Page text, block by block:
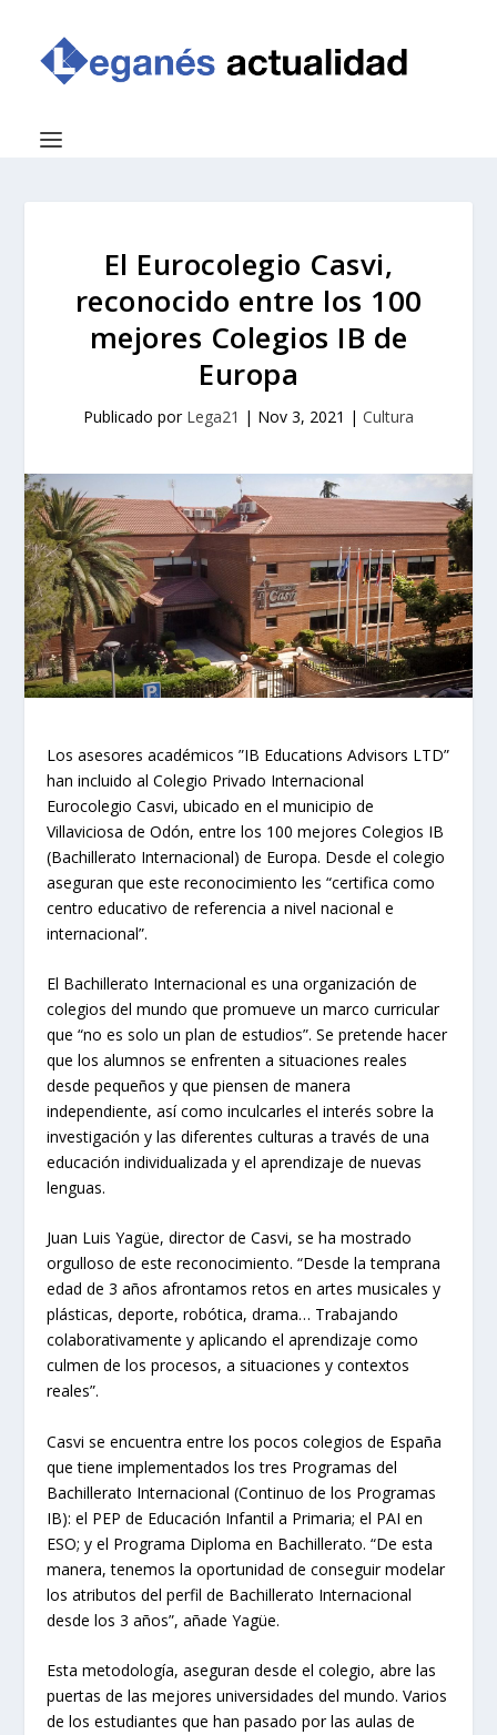
El Eurocolegio Casvi,
reconocido entre los 100
mejores Colegios IB de
Europa
Publicado por Lega21 | Nov 3, 2021 | Cultura
Los asesores académicos ”IB Educations Advisors LTD”
han incluido al Colegio Privado Internacional
Eurocolegio Casvi, ubicado en el municipio de
Villaviciosa de Odón, entre los 100 mejores Colegios IB
(Bachillerato Internacional) de Europa. Desde el colegio
aseguran que este reconocimiento les “certifica como
centro educativo de referencia a nivel nacional e
internacional”.
El Bachillerato Internacional es una organización de
colegios del mundo que promueve un marco curricular
que “no es solo un plan de estudios”. Se pretende hacer
que los alumnos se enfrenten a situaciones reales
desde pequeños y que piensen de manera
independiente, así como inculcarles el interés sobre la
investigación y las diferentes culturas a través de una
educación individualizada y el aprendizaje de nuevas
lenguas.
Juan Luis Yagüe, director de Casvi, se ha mostrado
orgulloso de este reconocimiento. “Desde la temprana
edad de 3 años afrontamos retos en artes musicales y
plásticas, deporte, robótica, drama… Trabajando
colaborativamente y aplicando el aprendizaje como
culmen de los procesos, a situaciones y contextos
reales”.
Casvi se encuentra entre los pocos colegios de España
que tiene implementados los tres Programas del
Bachillerato Internacional (Continuo de los Programas
IB): el PEP de Educación Infantil a Primaria; el PAI en
ESO; y el Programa Diploma en Bachillerato. “De esta
manera, tenemos la oportunidad de conseguir modelar
los atributos del perfil de Bachillerato Internacional
desde los 3 años”, añade Yagüe.
Esta metodología, aseguran desde el colegio, abre las
puertas de las mejores universidades del mundo. Varios
de los estudiantes que han pasado por las aulas de